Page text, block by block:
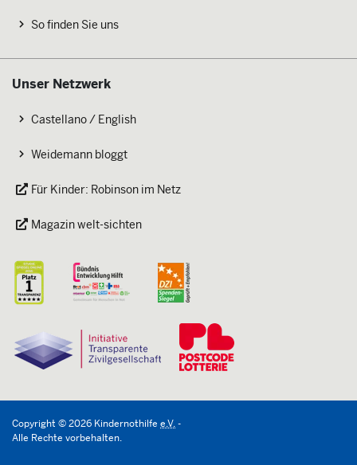
So finden Sie uns
Unser Netzwerk
Castellano / English
Weidemann bloggt
Für Kinder: Robinson im Netz
Magazin welt-sichten
Copyright ©2026 Kindernothilfe e.V.-
Alle Rechte vorbehalten.